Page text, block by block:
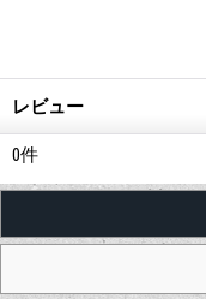
レビュー
0件